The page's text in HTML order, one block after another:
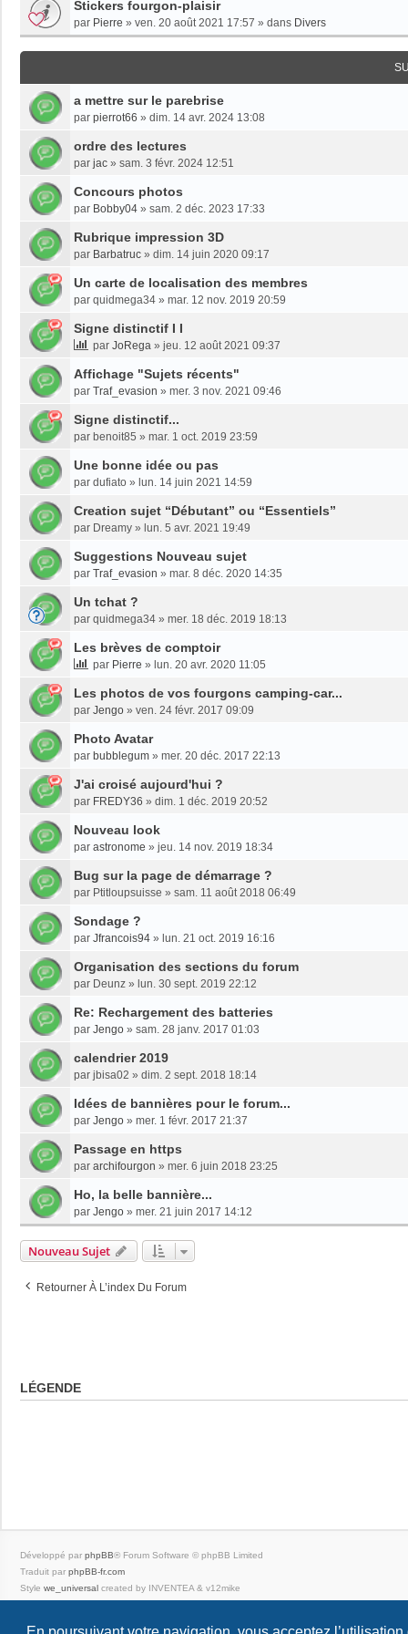
Stickers fourgon-plaisir
par Pierre » ven. 20 août 2021 17:57 » dans Divers
a mettre sur le parebrise
par pierrot66 » dim. 14 avr. 2024 13:08
ordre des lectures
par jac » sam. 3 févr. 2024 12:51
Concours photos
par Bobby04 » sam. 2 déc. 2023 17:33
Rubrique impression 3D
par Barbatruc » dim. 14 juin 2020 09:17
Un carte de localisation des membres
par quidmega34 » mar. 12 nov. 2019 20:59
Signe distinctif I I
par JoRega » jeu. 12 août 2021 09:37
Affichage "Sujets récents"
par Traf_evasion » mer. 3 nov. 2021 09:46
Signe distinctif...
par benoit85 » mar. 1 oct. 2019 23:59
Une bonne idée ou pas
par dufiato » lun. 14 juin 2021 14:59
Creation sujet “Débutant” ou “Essentiels”
par Dreamy » lun. 5 avr. 2021 19:49
Suggestions Nouveau sujet
par Traf_evasion » mar. 8 déc. 2020 14:35
Un tchat ?
par quidmega34 » mer. 18 déc. 2019 18:13
Les brèves de comptoir
par Pierre » lun. 20 avr. 2020 11:05
Les photos de vos fourgons camping-car...
par Jengo » ven. 24 févr. 2017 09:09
Photo Avatar
par bubblegum » mer. 20 déc. 2017 22:13
J'ai croisé aujourd'hui ?
par FREDY36 » dim. 1 déc. 2019 20:52
Nouveau look
par astronome » jeu. 14 nov. 2019 18:34
Bug sur la page de démarrage ?
par Ptitloupsuisse » sam. 11 août 2018 06:49
Sondage ?
par Jfrancois94 » lun. 21 oct. 2019 16:16
Organisation des sections du forum
par Deunz » lun. 30 sept. 2019 22:12
Re: Rechargement des batteries
par Jengo » sam. 28 janv. 2017 01:03
calendrier 2019
par jbisa02 » dim. 2 sept. 2018 18:14
Idées de bannières pour le forum...
par Jengo » mer. 1 févr. 2017 21:37
Passage en https
par archifourgon » mer. 6 juin 2018 23:25
Ho, la belle bannière...
par Jengo » mer. 21 juin 2017 14:12
Nouveau Sujet
Retourner À L’index Du Forum
LÉGENDE
Développé par phpBB® Forum Software © phpBB Limited
Traduit par phpBB-fr.com
Style we_universal created by INVENTEA & v12mike